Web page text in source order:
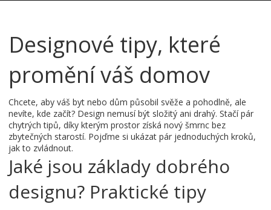
Designové tipy, které
promění váš domov
Chcete, aby váš byt nebo dům působil svěže a pohodlně, ale
nevíte, kde začít? Design nemusí být složitý ani drahý. Stačí pár
chytrých tipů, díky kterým prostor získá nový šmrnc bez
zbytečných starostí. Pojďme si ukázat pár jednoduchých kroků,
jak to zvládnout.
Jaké jsou základy dobrého
designu? Praktické tipy